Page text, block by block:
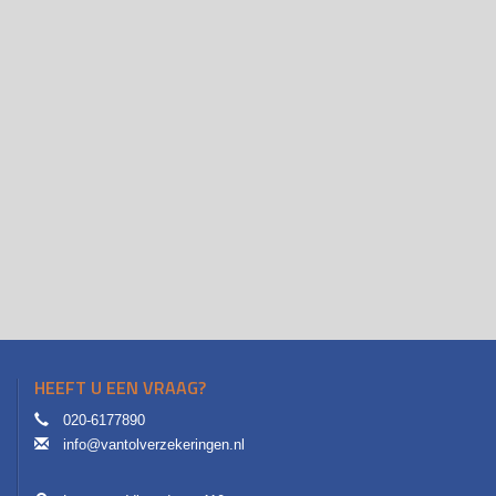
HEEFT U EEN VRAAG?
020-6177890
info@vantolverzekeringen.nl